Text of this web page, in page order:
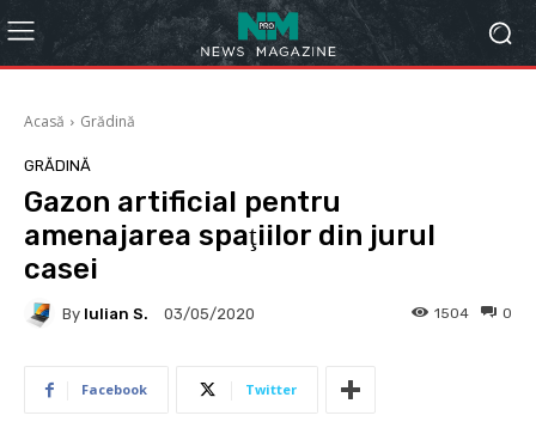
Acasă Grădină
GRĂDINĂ
Gazon artificial pentru
amenajarea spaţiilor din jurul
casei
By Iulian S. 03/05/2020 0
1504
Facebook Twitter